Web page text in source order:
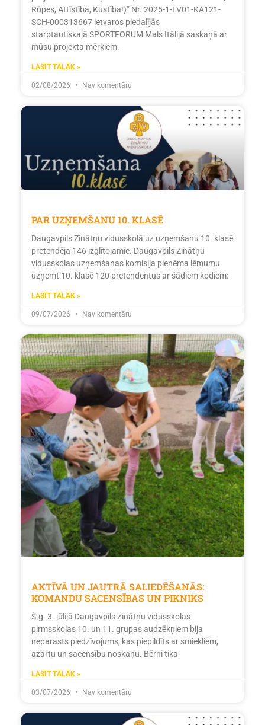
Rūpes, Attīstība, Kustība!)” Nr. 2025-1-LV01-KA121-
SCH-000313667 ietvaros piedalījās
starptautiskajā SPORTFORUM Mals Itālijā saskaņā ar
mūsu projekta mērķiem.
LASĪT TĀLĀK »
02/08/2026 Nav komentāru
PAR UZŅEMŠANU 10. KLASĒ
Daugavpils Zinātņu vidusskolā uz uzņemšanu 10. klasē
pretendēja 146 izglītojamie. Daugavpils Zinātņu
vidusskolas uzņemšanas komisija pieņēma lēmumu
uzņemt 10. klasē 120 pretendentus ar šādiem kodiem:
LASĪT TĀLĀK »
09/07/2026 Nav komentāru
AKTĪVĀ UN JAUTRĀ SALIEDĒŠANĀS:
KOMANDU SACENSĪBAS UN PIKNIKS
Š.g. 3. jūlijā Daugavpils Zinātņu vidusskolas
pirmsskolas 10. un 11. grupas audzēkņiem bija
neparasts piedzīvojums, kas piepildīts ar smiekliem,
azartu un sacensību noskaņu. Bērni tika
LASĪT TĀLĀK »
03/07/2026 Nav komentāru